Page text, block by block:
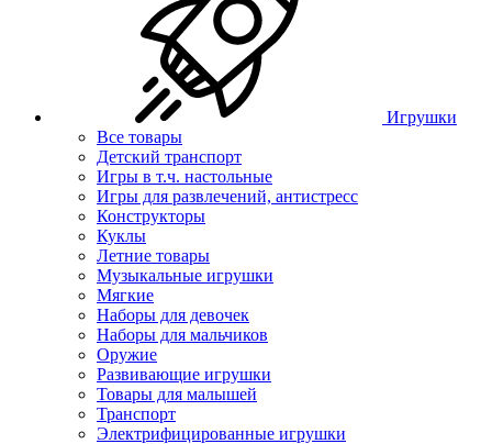
Игрушки
Все товары
Детский транспорт
Игры в т.ч. настольные
Игры для развлечений, антистресс
Конструкторы
Куклы
Летние товары
Музыкальные игрушки
Мягкие
Наборы для девочек
Наборы для мальчиков
Оружие
Развивающие игрушки
Товары для малышей
Транспорт
Электрифицированные игрушки